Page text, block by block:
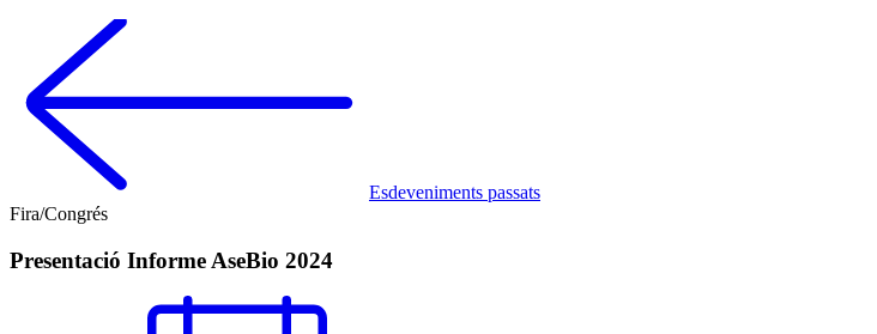
Esdeveniments passats
Fira/Congrés
Presentació Informe AseBio 2024